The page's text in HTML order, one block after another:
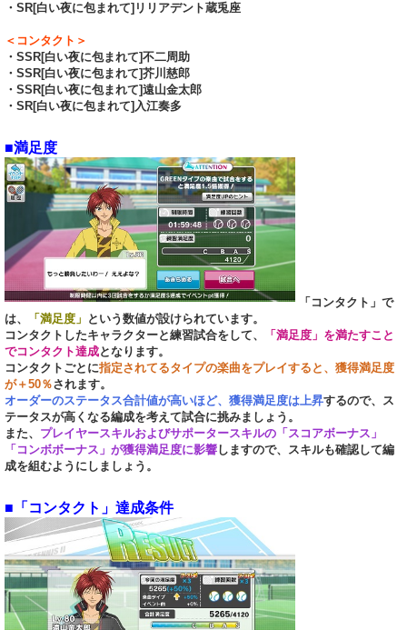
・SR[白い夜に包まれて]リリアデント蔵兎座
＜コンタクト＞
・SSR[白い夜に包まれて]不二周助
・SSR[白い夜に包まれて]芥川慈郎
・SSR[白い夜に包まれて]遠山金太郎
・SR[白い夜に包まれて]入江奏多
■満足度
「コンタクト」で
は、
「満足度」 という数値が設けられています。
コンタクトしたキャラクターと練習試合をして、
「満足度」を満たすこと
でコンタクト達成となります。
コンタクトごとに指定されてるタイプの楽曲をプレイすると、獲得満足度
が＋50％されます。
オーダーのステータス合計値が高いほど、獲得満足度は上昇するので、ス
テータスが高くなる編成を考えて試合に挑みましょう。
また、 プレイヤースキルおよびサポータースキルの「スコアボーナス」
「コンボボーナス」が獲得満足度に影響 しますので、スキルも確認して編
成を組むようにしましょう。
■「コンタクト」達成条件